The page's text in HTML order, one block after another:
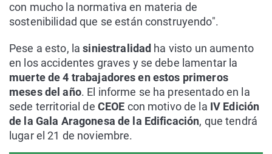
con mucho la normativa en materia de
sostenibilidad que se están construyendo".
Pese a esto, lasiniestralidad ha visto un aumento
en los accidentes graves y se debe lamentar la
muerte de 4 trabajadores en estos primeros
meses del año. El informe se ha presentado en la
sede territorial de CEOE con motivo de la IV Edición
de la Gala Aragonesa de la Edificación, que tendrá
lugar el 21 de noviembre.